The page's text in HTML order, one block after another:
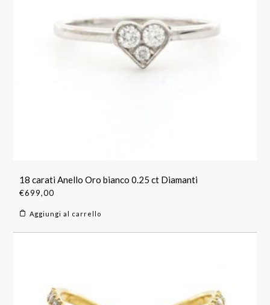
18 carati Anello Oro bianco 0.25 ct Diamanti
€699,00
Aggiungi al carrello